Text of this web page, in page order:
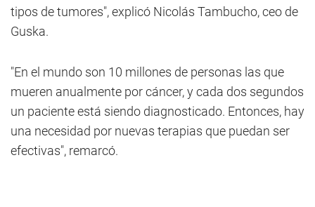
tipos de tumores", explicó Nicolás Tambucho, ceo de
Guska.
"En el mundo son 10 millones de personas las que
mueren anualmente por cáncer, y cada dos segundos
un paciente está siendo diagnosticado. Entonces, hay
una necesidad por nuevas terapias que puedan ser
efectivas", remarcó.